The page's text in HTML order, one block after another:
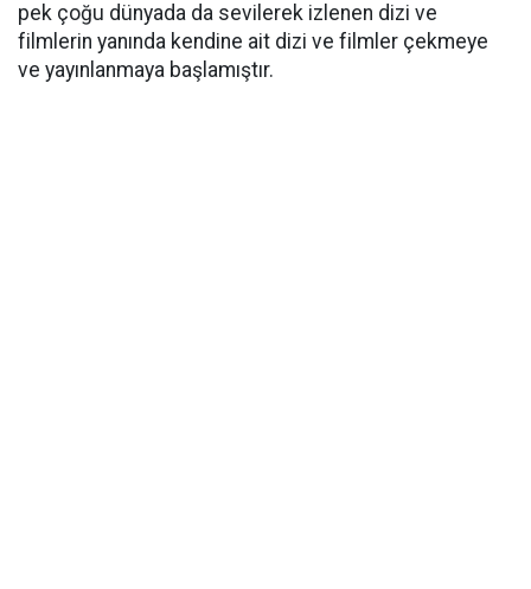
pek çoğu dünyada da sevilerek izlenen dizi ve
filmlerin yanında kendine ait dizi ve filmler çekmeye
ve yayınlanmaya başlamıştır.